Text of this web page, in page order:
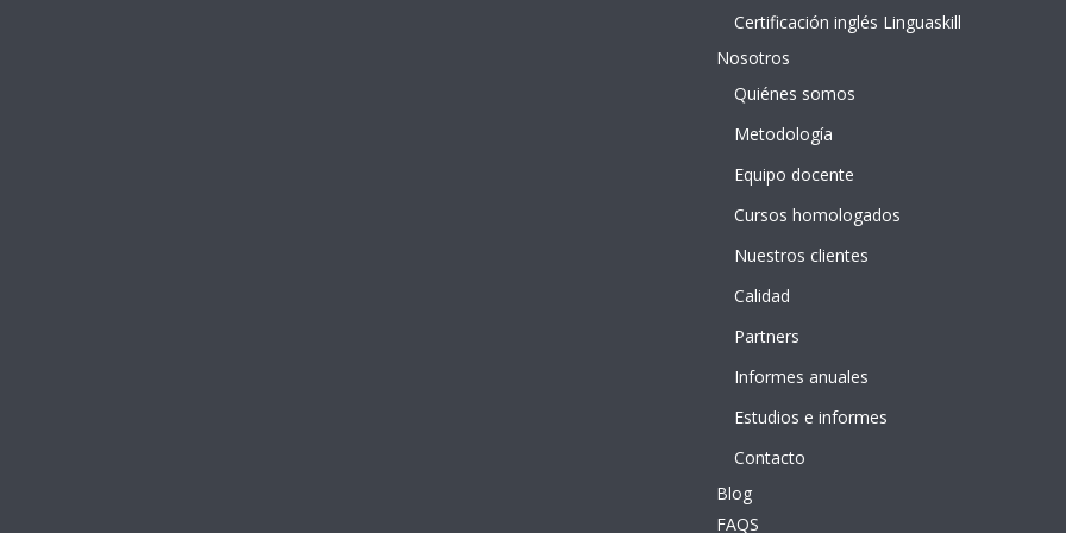
Certificación inglés Linguaskill
Nosotros
Quiénes somos
Metodología
Equipo docente
Cursos homologados
Nuestros clientes
Calidad
Partners
Informes anuales
Estudios e informes
Contacto
Blog
FAQS